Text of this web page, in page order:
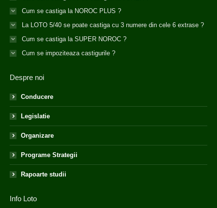
Cum se castiga la NOROC PLUS ?
La LOTO 5/40 se poate castiga cu 3 numere din cele 6 extrase ?
Cum se castiga la SUPER NOROC ?
Cum se impoziteaza castigurile ?
Despre noi
Conducere
Legislatie
Organizare
Programe Strategii
Rapoarte studii
Info Loto